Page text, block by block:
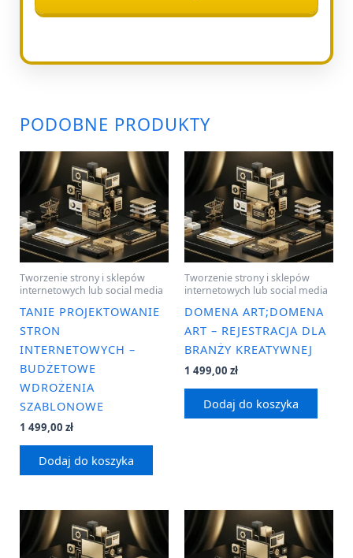
PODOBNE PRODUKTY
Tworzenie strony i sklepów
internetowych lub social media
TANIE PROJEKTOWANIE
STRON
INTERNETOWYCH –
BUDŻETOWE
WDROŻENIA
SZABLONOWE
1 499,00 zł
Dodaj do koszyka
Tworzenie strony i sklepów
internetowych lub social media
DOMENA ART;DOMENA
ART – REJESTRACJA DLA
BRANŻY KREATYWNEJ
1 499,00 zł
Dodaj do koszyka